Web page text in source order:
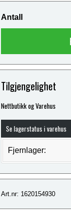
Antall
Tilgjengelighet
Nettbutikk og Varehus
Se lagerstatus i varehus
Fjernlager:
Art.nr: 1620154930